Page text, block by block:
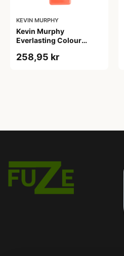
KEVIN MURPHY
Kevin Murphy
Everlasting Colour
ml)
258,95 kr